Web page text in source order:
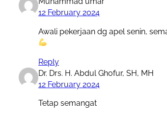
12 February 2024
Awali pekerjaan dg apel senin,
Reply
Dr. Drs. H. Abdul Ghofur, SH, MH
12 February 2024
Tetap semangat